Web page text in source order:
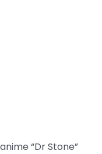
“Dr Stone”